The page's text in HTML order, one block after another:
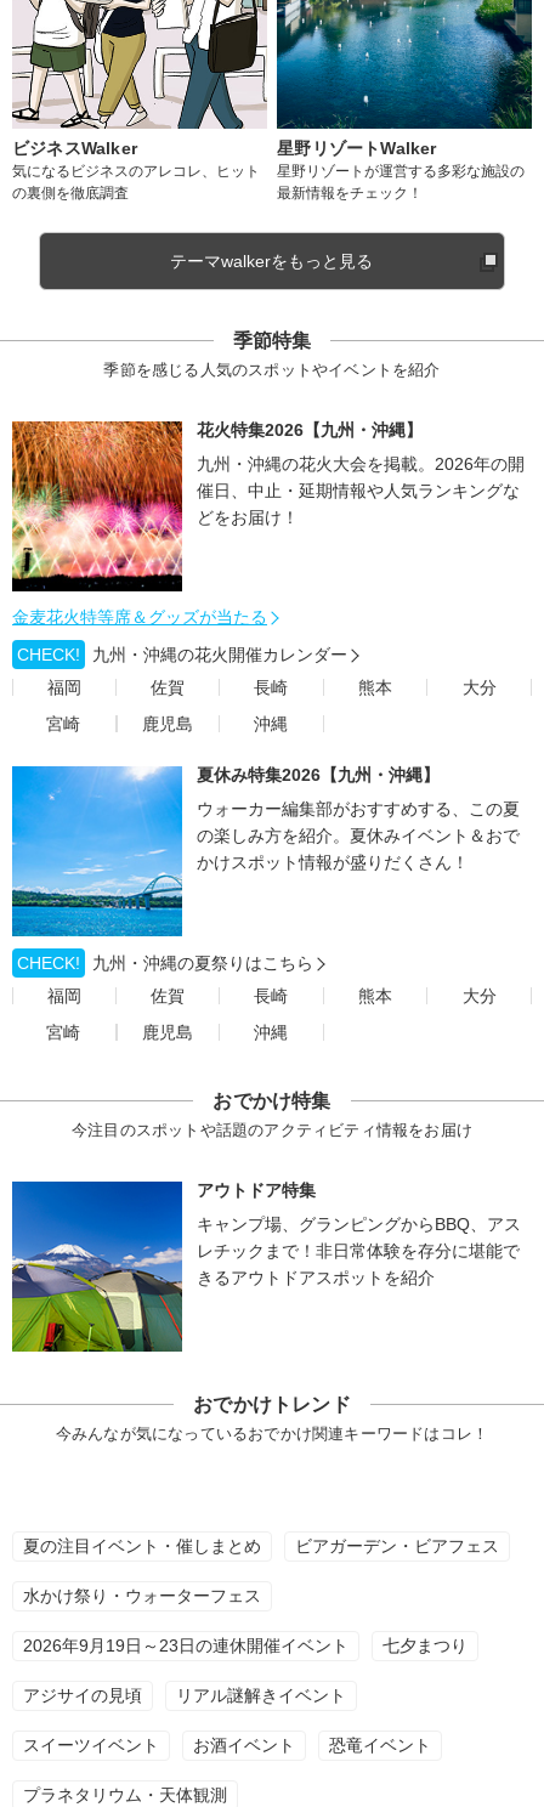
ビジネスWalker
気になるビジネスのアレコレ、ヒット
の裏側を徹底調査
星野リゾートWalker
星野リゾートが運営する多彩な施設の
最新情報をチェック！
テーマwalkerをもっと見る
季節特集
季節を感じる人気のスポットやイベントを紹介
花火特集2026【九州・沖縄】
九州・沖縄の花火大会を掲載。2026年の開
催日、中止・延期情報や人気ランキングな
どをお届け！
金麦花火特等席＆グッズが当たる
CHECK!
九州・沖縄の花火開催カレンダー
福岡
佐賀 長崎 熊本
大分
宮崎
鹿児島 沖縄
夏休み特集2026【九州・沖縄】
ウォーカー編集部がおすすめする、この夏
の楽しみ方を紹介。夏休みイベント＆おで
かけスポット情報が盛りだくさん！
CHECK!
九州・沖縄の夏祭りはこちら
福岡
佐賀 長崎 熊本
大分
宮崎
鹿児島 沖縄
おでかけ特集
今注目のスポットや話題のアクティビティ情報をお届け
アウトドア特集
キャンプ場、グランピングからBBQ、アス
レチックまで！非日常体験を存分に堪能で
きるアウトドアスポットを紹介
おでかけトレンド
今みんなが気になっているおでかけ関連キーワードはコレ！
夏の注目イベント・催しまとめ ビアガーデン・ビアフェス
水かけ祭り・ウォーターフェス
2026年9月19日～23日の連休開催イベント 七夕まつり
アジサイの見頃 リアル謎解きイベント
スイーツイベント お酒イベント 恐竜イベント
プラネタリウム・天体観測